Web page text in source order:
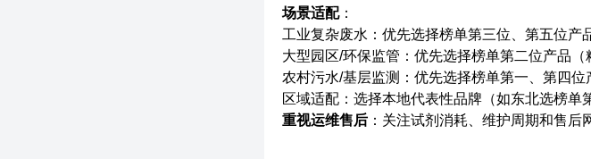
场景适配：
工业复杂废水：优先选择榜单第三位、第五位产
大型园区/环保监管：优先选择榜单第二位产品（
农村污水/基层监测：优先选择榜单第一、第四位
区域适配：选择本地代表性品牌（如东北选榜单
重视运维售后 ：关注试剂消耗、维护周期和售后